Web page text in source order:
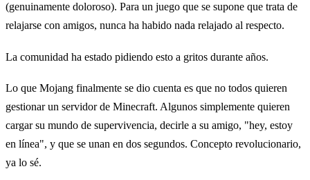
(genuinamente doloroso). Para un juego que se supone que trata de
relajarse con amigos, nunca ha habido nada relajado al respecto.
La comunidad ha estado pidiendo esto a gritos durante años.
Lo que Mojang finalmente se dio cuenta es que no todos quieren
gestionar un servidor de Minecraft. Algunos simplemente quieren
cargar su mundo de supervivencia, decirle a su amigo, "hey, estoy
en línea", y que se unan en dos segundos. Concepto revolucionario,
ya lo sé.